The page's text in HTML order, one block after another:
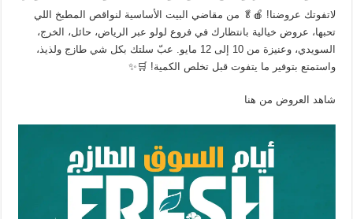
لاتفوتك عروضنا! 🍎🥬 من مقاضي البيت الأساسية لنواقص المطبخ اللي
تحبها، عروض خيالية بانتظارك في فروع لولو عبر الرياض، حائل، الخرج،
السويدي، وعنيزة من 10 إلى 12 مايو. عبّ سلتك بكل شي طازج ولذيذ،
واستمتع بتوفير ما يتفوت قبل تخلص الكمية! 🛒✨
شاهد العروض من هنا